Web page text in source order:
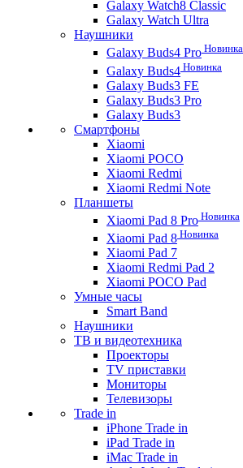
Galaxy Watch8 Classic
Galaxy Watch Ultra
Наушники
Galaxy Buds4 Pro Новинка
Galaxy Buds4 Новинка
Galaxy Buds3 FE
Galaxy Buds3 Pro
Galaxy Buds3
Смартфоны
Xiaomi
Xiaomi POCO
Xiaomi Redmi
Xiaomi Redmi Note
Планшеты
Xiaomi Pad 8 Pro Новинка
Xiaomi Pad 8 Новинка
Xiaomi Pad 7
Xiaomi Redmi Pad 2
Xiaomi POCO Pad
Умные часы
Smart Band
Наушники
ТВ и видеотехника
Проекторы
TV приставки
Мониторы
Телевизоры
Trade in
iPhone Trade in
iPad Trade in
iMac Trade in